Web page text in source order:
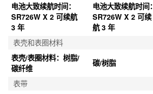
电池大致续航时间：
SR726W X 2 可续航
3 年
电池大致续航时间：
SR726W X 2 可续
航 3 年
表壳和表圈材料
表壳/表圈材料：树脂/
碳纤维
碳/树脂
表带